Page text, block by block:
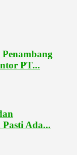
PT...
Ada...